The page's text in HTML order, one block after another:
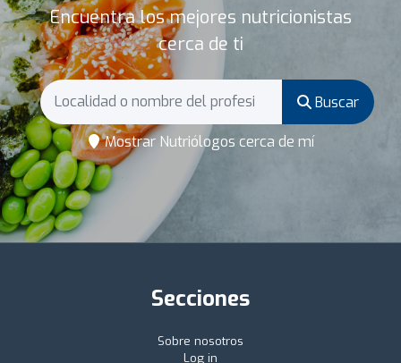
Encuentra los mejores nutricionistas
cerca de ti
Buscar
Mostrar Nutriólogos cerca de mí
Secciones
Sobre nosotros
Log in